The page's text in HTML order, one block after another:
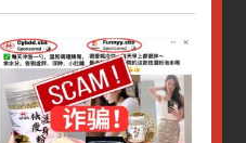
2025 9.00am
击
点击